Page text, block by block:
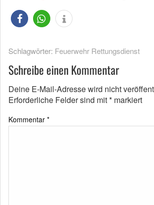
Schlagwörter: Feuerwehr Rettungsdienst
Schreibe einen Kommentar
Deine E-Mail-Adresse wird nicht
Erforderliche Felder sind mit* markiert
Kommentar *